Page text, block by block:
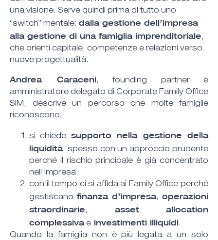
una visione. Serve quindi prima di tutto uno
“switch” mentale: dalla gestione dell’impresa
alla gestione di una famiglia imprenditoriale,
che orienti capitale, competenze e relazioni verso
nuove progettualità.
Andrea Caraceni, founding partner e
amministratore delegato di Corporate Family Office
SIM, descrive un percorso che molte famiglie
riconoscono:
si chiede supporto nella gestione della
liquidità, spesso con un approccio prudente
perché il rischio principale è già concentrato
nell’impresa
con il tempo ci si affida ai Family Office perché
gestiscanofinanza d’impresa,operazioni
straordinarie,
asset allocation
complessivae investimenti illiquidi.
Quando la famiglia non è più legata a un solo